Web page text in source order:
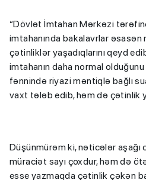
“Dövlət İmtahan Mərkəzi
imtahanında bakalavrlar
çətinliklər yaşadıqlarını qeyd
imtahanın daha normal
fənnində riyazi məntiqlə bağlı
vaxt tələb edib, həm də çətinlik
Düşünmürəm ki, nəticələr aşağı
müraciət sayı çoxdur, həm də
esse yazmaqda çətinlik çəkən